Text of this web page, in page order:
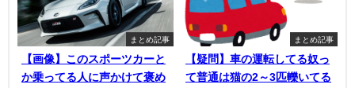
まとめ記事
【画像】このスポーツカーと
か乗ってる人に声かけて褒め
まとめ記事
【疑問】車の運転してる奴っ
て普通は猫の2～3匹轢いてる